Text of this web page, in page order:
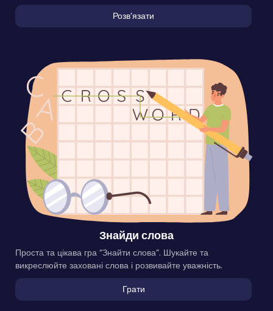
Розвʼязати
Знайди слова
Проста та цікава гра “Знайти слова”. Шукайте та
викреслюйте заховані слова і розвивайте уважність.
Грати